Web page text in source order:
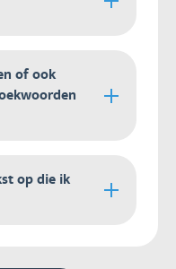
tool succesvol
1 miljoen
worden bij
of ook
aantal unieke
zonder spaties en
op die ik